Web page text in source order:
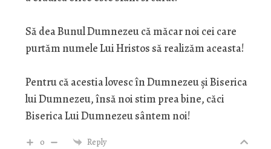
Să dea Bunul Dumnezeu că măcar noi cei care
purtăm numele Lui Hristos să realizăm aceasta!
Pentru că acestia lovesc în Dumnezeu și Biserica
lui Dumnezeu, însă noi stim prea bine, căci
Biserica Lui Dumnezeu sântem noi!
0 Reply